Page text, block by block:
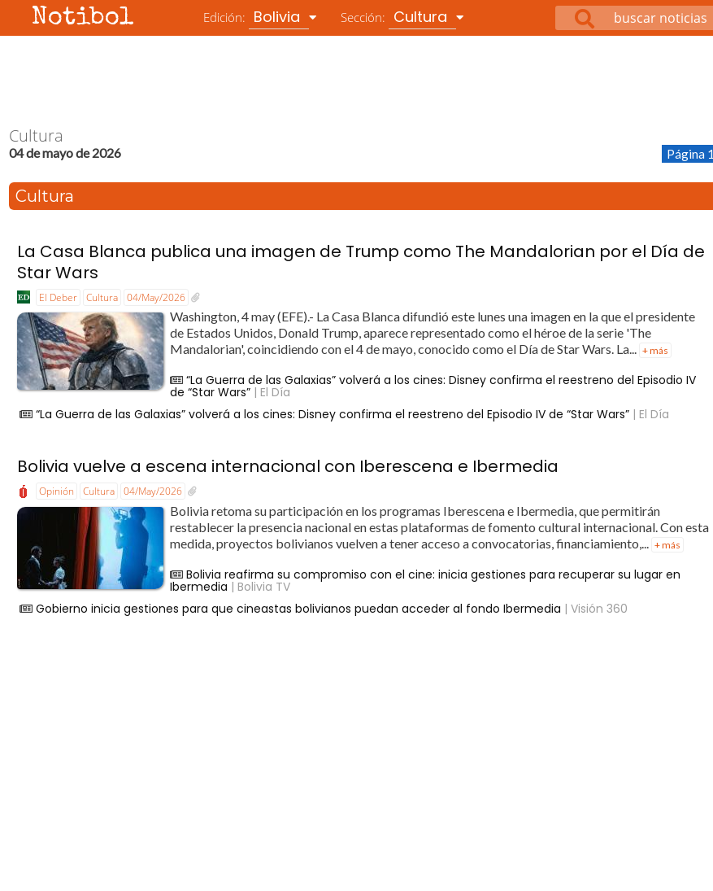
Notibol Edición: Bolivia Sección: Cultura
Cultura
04 de mayo de 2026 Página 1
Cultura
La Casa Blanca publica una imagen de Trump como The Mandalorian por el Día de
Star Wars
El Deber Cultura 04/May/2026
Washington, 4 may (EFE).- La Casa Blanca difundió este lunes una imagen en la que el presidente
de Estados Unidos, Donald Trump, aparece representado como el héroe de la serie 'The
Mandalorian', coincidiendo con el 4 de mayo, conocido como el Día de Star Wars. La... + más
“La Guerra de las Galaxias” volverá a los cines: Disney confirma el reestreno del Episodio IV
de “Star Wars” | El Día
“La Guerra de las Galaxias” volverá a los cines: Disney confirma el reestreno del Episodio IV de “Star Wars” | El Día
Bolivia vuelve a escena internacional con Iberescena e Ibermedia
Opinión Cultura 04/May/2026
Bolivia retoma su participación en los programas Iberescena e Ibermedia, que permitirán
restablecer la presencia nacional en estas plataformas de fomento cultural internacional. Con esta
medida, proyectos bolivianos vuelven a tener acceso a convocatorias, financiamiento,...
+ más
Bolivia reafirma su compromiso con el cine: inicia gestiones para recuperar su lugar en
Ibermedia | Bolivia TV
Gobierno inicia gestiones para que cineastas bolivianos puedan acceder al fondo Ibermedia | Visión 360